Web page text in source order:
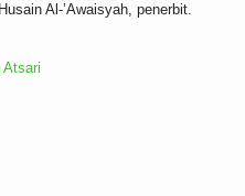
Al-’Awaisyah, penerbit.
Atsari